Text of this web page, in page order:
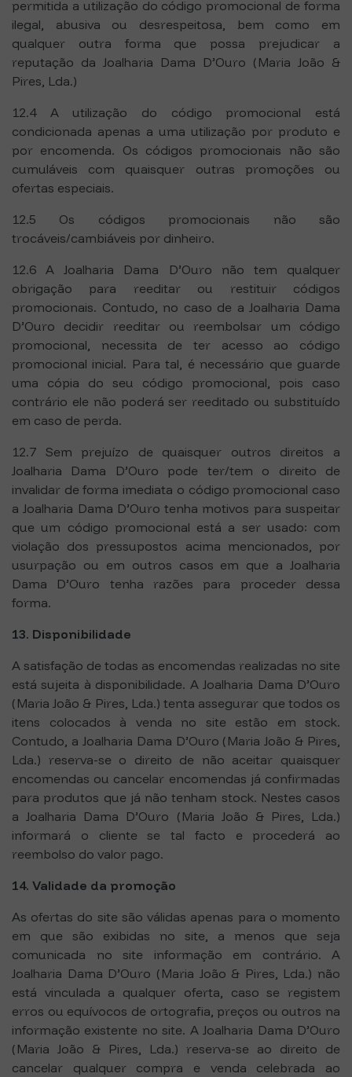
permitida a utilização do código promocional de forma
ilegal, abusiva ou desrespeitosa, bem como em
qualquer outra forma que possa prejudicar a
reputação da Joalharia Dama D’Ouro (Maria João &
Pires, Lda.)
12.4 A utilização do código promocional está
condicionada apenas a uma utilização por produto e
por encomenda. Os códigos promocionais não são
cumuláveis com quaisquer outras promoções ou
ofertas especiais.
12.5 Os códigos promocionais não são
trocáveis/cambiáveis por dinheiro.
12.6 A Joalharia Dama D’Ouro não tem qualquer
obrigação para reeditar ou restituir códigos
promocionais. Contudo, no caso de a Joalharia Dama
D’Ouro decidir reeditar ou reembolsar um código
promocional, necessita de ter acesso ao código
promocional inicial. Para tal, é necessário que guarde
uma cópia do seu código promocional, pois caso
contrário ele não poderá ser reeditado ou substituído
em caso de perda.
12.7 Sem prejuízo de quaisquer outros direitos a
Joalharia Dama D’Ouro pode ter/tem o direito de
invalidar de forma imediata o código promocional caso
a Joalharia Dama D’Ouro tenha motivos para suspeitar
que um código promocional está a ser usado: com
violação dos pressupostos acima mencionados, por
usurpação ou em outros casos em que a Joalharia
Dama D’Ouro tenha razões para proceder dessa
forma.
13. Disponibilidade
A satisfação de todas as encomendas realizadas no site
está sujeita à disponibilidade. A Joalharia Dama D’Ouro
(Maria João & Pires, Lda.) tenta assegurar que todos os
itens colocados à venda no site estão em stock.
Contudo, a Joalharia Dama D’Ouro (Maria João & Pires,
Lda.) reserva-se o direito de não aceitar quaisquer
encomendas ou cancelar encomendas já confirmadas
para produtos que já não tenham stock. Nestes casos
a Joalharia Dama D’Ouro (Maria João & Pires, Lda.)
informará o cliente se tal facto e procederá ao
reembolso do valor pago.
14. Validade da promoção
As ofertas do site são válidas apenas para o momento
em que são exibidas no site, a menos que seja
comunicada no site informação em contrário. A
Joalharia Dama D’Ouro (Maria João & Pires, Lda.) não
está vinculada a qualquer oferta, caso se registem
erros ou equívocos de ortografia, preços ou outros na
informação existente no site. A Joalharia Dama D’Ouro
(Maria João & Pires, Lda.) reserva-se ao direito de
cancelar qualquer compra e venda celebrada ao